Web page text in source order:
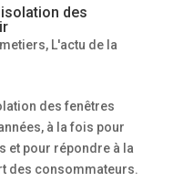
des
, L'actu de la
des fenêtres
à la fois pour
et pour répondre à la
des consommateurs.